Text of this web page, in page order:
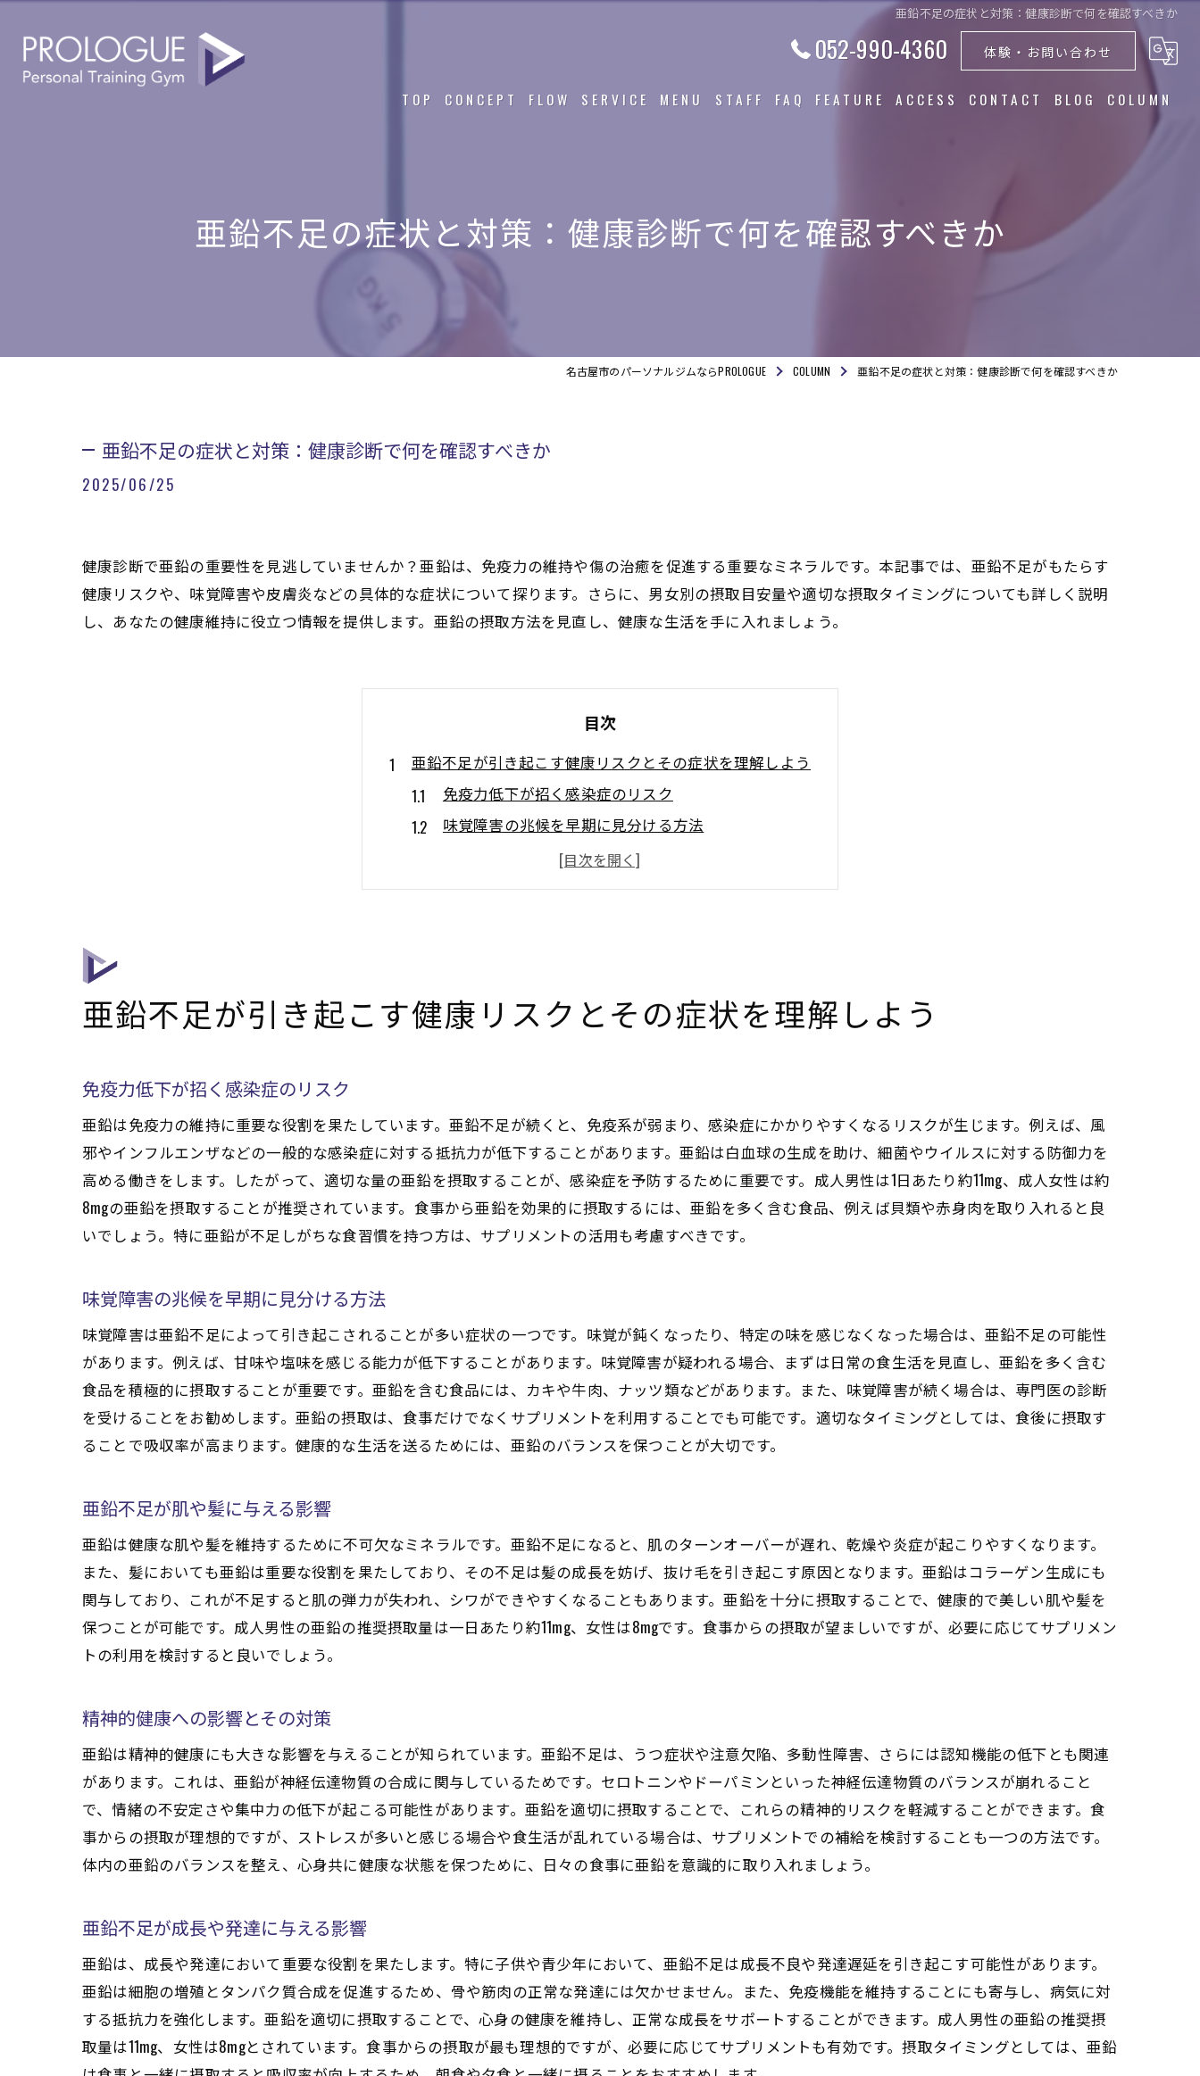
亜鉛不足の症状と対策：健康診断で何を確認すべきか
052-990-4360 体験・お問い合わせ
TOP CONCEPT FLOW SERVICE MENU STAFF FAQ FEATURE
ダイエット
ACCESS CONTACT BLOG COLUMN
亜鉛不足の症状と対策：健康診断で何を確認すべきか
名古屋市のパーソナルジムならPROLOGUE COLUMN 亜鉛不足の症状と対策：健康診断で何を確認すべきか
亜鉛不足の症状と対策：健康診断で何を確認すべきか
2025/06/25
健康診断で亜鉛の重要性を見逃していませんか？亜鉛は、免疫力の維持や傷の治癒を促進する重要なミネラルです。本記事では、亜鉛不足がもたらす
健康リスクや、味覚障害や皮膚炎などの具体的な症状について探ります。さらに、男女別の摂取目安量や適切な摂取タイミングについても詳しく説明
し、あなたの健康維持に役立つ情報を提供します。亜鉛の摂取方法を見直し、健康な生活を手に入れましょう。
目次
亜鉛不足が引き起こす健康リスクとその症状を理解しよう
免疫力低下が招く感染症のリスク
味覚障害の兆候を早期に見分ける方法
亜鉛不足が肌や髪に与える影響
精神的健康への影響とその対策
血液検査で亜鉛レベルを確認する重要性
健康診断で補足できる栄養状態のチェック
亜鉛不足を見逃さないためのセルフチェック方法
健康維持に欠かせない亜鉛の役割とサプリメントの活用法
亜鉛が体内で果たす重要な役割
過剰摂取を避ける方法
亜鉛サプリメントの摂取タイミング
自然食品とサプリメントの使い分け
亜鉛摂取のベストタイミングと男女別の摂取量ガイド
食事と一緒に摂取するメリット
妊娠中や授乳中の亜鉛摂取
日常生活における亜鉛の摂取バランス
高齢者における亜鉛摂取の重要性
亜鉛不足が疑われるときの予防策と生活習慣の見直し
日常生活での亜鉛摂取を増やす工夫
運動習慣がもたらす亜鉛代謝の改善
アルコール摂取が亜鉛吸収に与える影響
味覚障害や皮膚炎を防ぐための亜鉛摂取のポイント
亜鉛不足による皮膚トラブルの実態
定期的な亜鉛摂取のメリット
子供の成長に必要な亜鉛の役割
亜鉛不足が引き起こす健康リスクとその症状を理解しよう
免疫力低下が招く感染症のリスク
亜鉛は免疫力の維持に重要な役割を果たしています。亜鉛不足が続くと、免疫系が弱まり、感染症にかかりやすくなるリスクが生じます。例えば、風
邪やインフルエンザなどの一般的な感染症に対する抵抗力が低下することがあります。亜鉛は白血球の生成を助け、細菌やウイルスに対する防御力を
高める働きをします。したがって、適切な量の亜鉛を摂取することが、感染症を予防するために重要です。成人男性は1日あたり約11mg、成人女性は約
8mgの亜鉛を摂取することが推奨されています。食事から亜鉛を効果的に摂取するには、亜鉛を多く含む食品、例えば貝類や赤身肉を取り入れると良
いでしょう。特に亜鉛が不足しがちな食習慣を持つ方は、サプリメントの活用も考慮すべきです。
味覚障害の兆候を早期に見分ける方法
味覚障害は亜鉛不足によって引き起こされることが多い症状の一つです。味覚が鈍くなったり、特定の味を感じなくなった場合は、亜鉛不足の可能性
があります。例えば、甘味や塩味を感じる能力が低下することがあります。味覚障害が疑われる場合、まずは日常の食生活を見直し、亜鉛を多く含む
食品を積極的に摂取することが重要です。亜鉛を含む食品には、カキや牛肉、ナッツ類などがあります。また、味覚障害が続く場合は、専門医の診断
を受けることをお勧めします。亜鉛の摂取は、食事だけでなくサプリメントを利用することでも可能です。適切なタイミングとしては、食後に摂取す
ることで吸収率が高まります。健康的な生活を送るためには、亜鉛のバランスを保つことが大切です。
亜鉛不足が肌や髪に与える影響
亜鉛は健康な肌や髪を維持するために不可欠なミネラルです。亜鉛不足になると、肌のターンオーバーが遅れ、乾燥や炎症が起こりやすくなります。
また、髪においても亜鉛は重要な役割を果たしており、その不足は髪の成長を妨げ、抜け毛を引き起こす原因となります。亜鉛はコラーゲン生成にも
関与しており、これが不足すると肌の弾力が失われ、シワができやすくなることもあります。亜鉛を十分に摂取することで、健康的で美しい肌や髪を
保つことが可能です。成人男性の亜鉛の推奨摂取量は一日あたり約11mg、女性は8mgです。食事からの摂取が望ましいですが、必要に応じてサプリメン
トの利用を検討すると良いでしょう。
精神的健康への影響とその対策
亜鉛は精神的健康にも大きな影響を与えることが知られています。亜鉛不足は、うつ症状や注意欠陥、多動性障害、さらには認知機能の低下とも関連
があります。これは、亜鉛が神経伝達物質の合成に関与しているためです。セロトニンやドーパミンといった神経伝達物質のバランスが崩れること
で、情緒の不安定さや集中力の低下が起こる可能性があります。亜鉛を適切に摂取することで、これらの精神的リスクを軽減することができます。食
事からの摂取が理想的ですが、ストレスが多いと感じる場合や食生活が乱れている場合は、サプリメントでの補給を検討することも一つの方法です。
体内の亜鉛のバランスを整え、心身共に健康な状態を保つために、日々の食事に亜鉛を意識的に取り入れましょう。
亜鉛不足が成長や発達に与える影響
亜鉛は、成長や発達において重要な役割を果たします。特に子供や青少年において、亜鉛不足は成長不良や発達遅延を引き起こす可能性があります。
亜鉛は細胞の増殖とタンパク質合成を促進するため、骨や筋肉の正常な発達には欠かせません。また、免疫機能を維持することにも寄与し、病気に対
する抵抗力を強化します。亜鉛を適切に摂取することで、心身の健康を維持し、正常な成長をサポートすることができます。成人男性の亜鉛の推奨摂
取量は11mg、女性は8mgとされています。食事からの摂取が最も理想的ですが、必要に応じてサプリメントも有効です。摂取タイミングとしては、亜鉛